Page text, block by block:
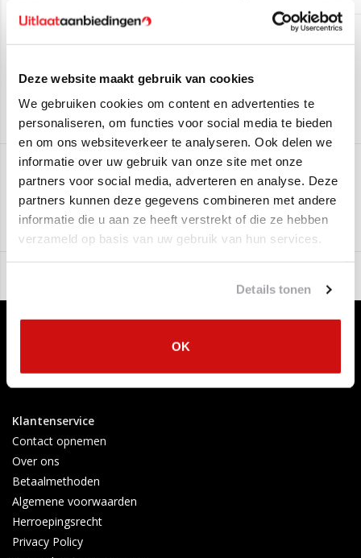
Deze website maakt gebruik van cookies
We gebruiken cookies om content en advertenties te
personaliseren, om functies voor social media te bieden
en om ons websiteverkeer te analyseren. Ook delen we
informatie over uw gebruik van onze site met onze
partners voor social media, adverteren en analyse. Deze
partners kunnen deze gegevens combineren met andere
informatie die u aan ze heeft verstrekt of die ze hebben
verzameld op basis van uw gebruik van hun services.
Details tonen
OK
verzonden
Uitlaat, Tussendemper Peugeot 206 1.4
Deze tussendemper is geschikt voor de volgende auto's:
Peugeot 206 1.4i 16_V(66kW/90PK) (Van 2003 t/m 2006)
Montagematerialen kunt u bovenaan bij bestellen!
Polmo
Aan verlanglijst toevoegen/Toevoegen om te vergelijken/Afdrukken
Klantenservice
Contact opnemen
Over ons
Betaalmethoden
Algemene voorwaarden
Herroepingsrecht
Privacy Policy